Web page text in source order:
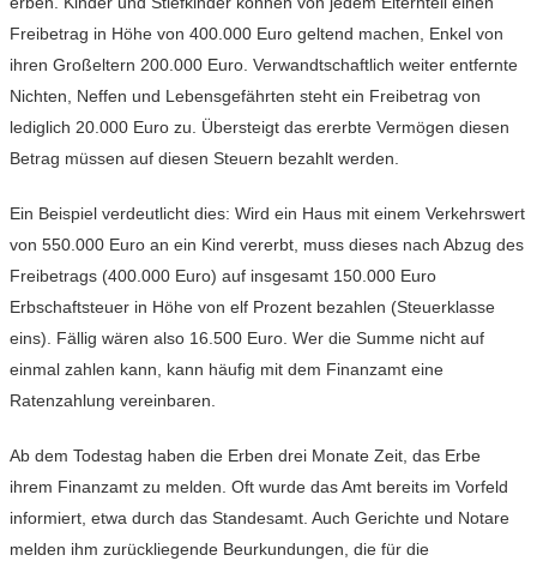
Freibetrag in Höhe von 400.000 Euro geltend machen, Enkel von
ihren Großeltern 200.000 Euro. Verwandtschaftlich weiter entfernte
Nichten, Neffen und Lebensgefährten steht ein Freibetrag von
lediglich 20.000 Euro zu. Übersteigt das ererbte Vermögen diesen
Betrag müssen auf diesen Steuern bezahlt werden.
Ein Beispiel verdeutlicht dies: Wird ein Haus mit einem Verkehrswert
von 550.000 Euro an ein Kind vererbt, muss dieses nach Abzug des
Freibetrags (400.000 Euro) auf insgesamt 150.000 Euro
Erbschaftsteuer in Höhe von elf Prozent bezahlen (Steuerklasse
eins). Fällig wären also 16.500 Euro. Wer die Summe nicht auf
einmal zahlen kann, kann häufig mit dem Finanzamt eine
Ratenzahlung vereinbaren.
Ab dem Todestag haben die Erben drei Monate Zeit, das Erbe
ihrem Finanzamt zu melden. Oft wurde das Amt bereits im Vorfeld
informiert, etwa durch das Standesamt. Auch Gerichte und Notare
melden ihm zurückliegende Beurkundungen, die für die